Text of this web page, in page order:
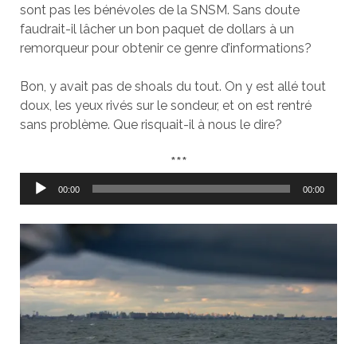
sont pas les bénévoles de la SNSM. Sans doute
faudrait-il lâcher un bon paquet de dollars à un
remorqueur pour obtenir ce genre d’informations?
Bon, y avait pas de shoals du tout. On y est allé tout
doux, les yeux rivés sur le sondeur, et on est rentré
sans problème. Que risquait-il à nous le dire?
***
Lecteur
00:00 00:00